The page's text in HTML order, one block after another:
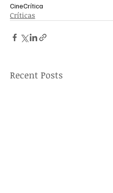
CineCrítica
Críticas
Recent Posts